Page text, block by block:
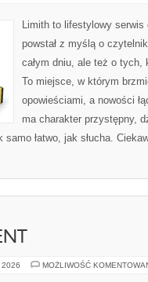
Limith to lifestylowy
powstał z myślą o
całym dniu, ale też o
To miejsce, w którym
opowieściami, a nowości
ma charakter przystępny,
łatwo, jak słucha.
2026 MOŻLIWOŚĆ